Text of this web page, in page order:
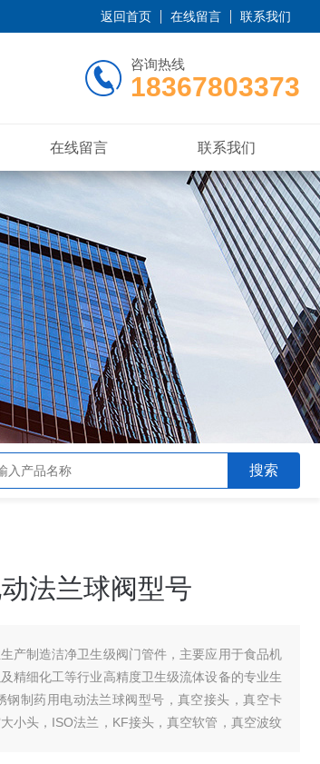
返回首页 在线留言 联系我们
咨询热线
18367803373
在线留言 联系我们
法兰球阀型号
产制造洁净卫生级阀门管件，主要应用于食品机
精细化工等行业高精度卫生级流体设备的专业生
制药用电动法兰球阀型号，真空接头，真空卡
小头，ISO法兰，KF接头，真空软管，真空波纹